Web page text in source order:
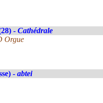
- Cathédrale
Orgue
- abtei